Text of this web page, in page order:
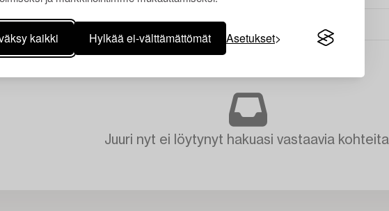
kaikki Hylkää ei-välttämättömät Asetukset
Juuri nyt ei löytynyt hakuasi vastaavia kohteita.